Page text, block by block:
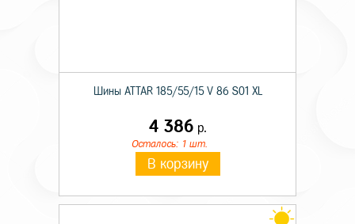
Шины ATTAR 185/55/15 V 86 S01 XL
4 386р.
Осталось: 1 шт.
В корзину